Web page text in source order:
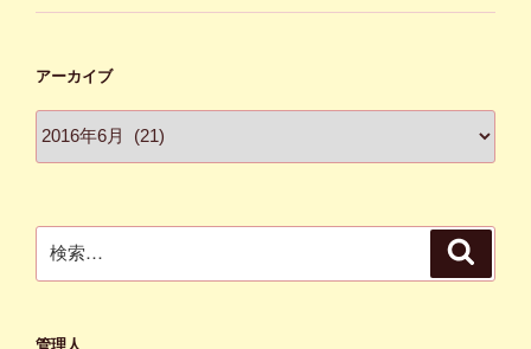
アーカイブ
索:
管理人